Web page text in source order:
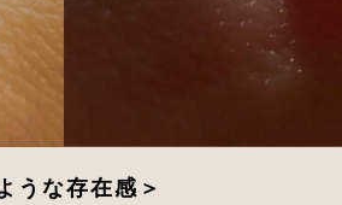
うな存在感＞